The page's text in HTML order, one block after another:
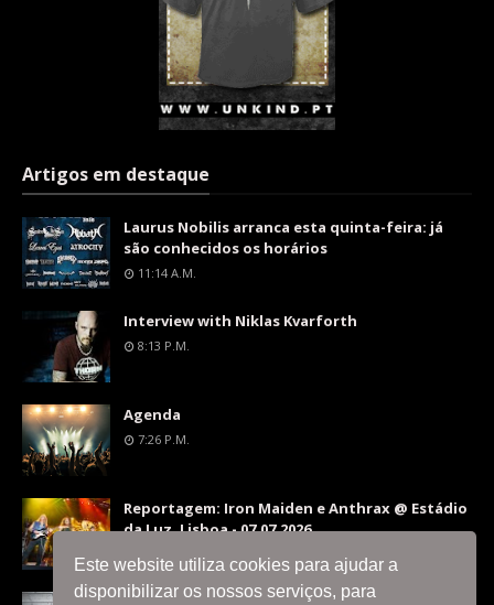
Este website utiliza cookies para ajudar a
disponibilizar os nossos serviços, para
Artigos em destaque
Laurus Nobilis arranca esta quinta-feira: já
são conhecidos os horários
11:14 A.m.
Interview with Niklas Kvarforth
8:13 P.m.
Agenda
7:26 P.m.
Reportagem: Iron Maiden e Anthrax @ Estádio
da Luz, Lisboa - 07.07.2026
9:36 P.m.